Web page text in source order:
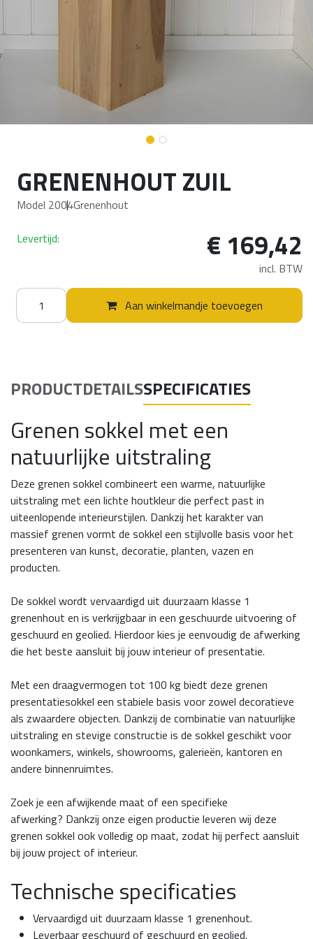
GRENENHOUT ZUIL
Model 2004Grenenhout
Aan winkelmandje toevoegen
Levertijd: € 169,42
incl. BTW
PRODUCTDETAILSSPECIFICATIES
Grenen sokkel met een
natuurlijke uitstraling
Deze grenen sokkel combineert een warme, natuurlijke
uitstraling met een lichte houtkleur die perfect past in
uiteenlopende interieurstijlen. Dankzij het karakter van
massief grenen vormt de sokkel een stijlvolle basis voor het
presenteren van kunst, decoratie, planten, vazen en
producten.
De sokkel wordt vervaardigd uit duurzaam klasse 1
grenenhout en is verkrijgbaar in een geschuurde uitvoering of
geschuurd en geolied. Hierdoor kies je eenvoudig de afwerking
die het beste aansluit bij jouw interieur of presentatie.
Met een draagvermogen tot 100 kg biedt deze grenen
presentatiesokkel een stabiele basis voor zowel decoratieve
als zwaardere objecten. Dankzij de combinatie van natuurlijke
uitstraling en stevige constructie is de sokkel geschikt voor
woonkamers, winkels, showrooms, galerieën, kantoren en
andere binnenruimtes.
Zoek je een afwijkende maat of een specifieke
afwerking? Dankzij onze eigen productie leveren wij deze
grenen sokkel ookvolledig op maat, zodat hij perfect aansluit
bij jouw project of interieur.
Technische specificaties
Vervaardigd uit duurzaam klasse 1 grenenhout.
Leverbaar geschuurd of geschuurd en geolied.